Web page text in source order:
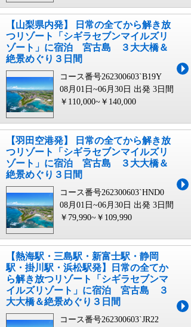
【山梨県内発】 日常の全てから解き放
つリゾート「シギラセブンマイルズリ
ゾート」に宿泊 宮古島 ３大大橋＆
絶景めぐり３日間
コース番号262300603`B19Y
08月01日~06月30日 出発 3日間
￥110,000~￥140,000
【羽田空港発】 日常の全てから解き放
つリゾート「シギラセブンマイルズリ
ゾート」に宿泊 宮古島 ３大大橋＆
絶景めぐり３日間
コース番号262300603`HND0
08月01日~06月30日 出発 3日間
￥79,990~￥109,990
【熱海駅・三島駅・新富士駅・静岡
駅・掛川駅・浜松駅発】日常の全てか
ら解き放つリゾート「シギラセブンマ
イルズリゾート」に宿泊 宮古島 ３
大大橋＆絶景めぐり３日間
コース番号262300603`JR22